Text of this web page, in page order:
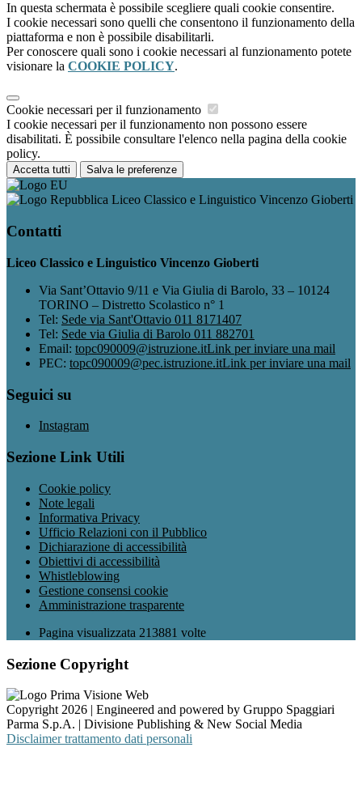
In questa schermata è possibile scegliere quali cookie consentire.
I cookie necessari sono quelli che consentono il funzionamento della
piattaforma e non è possibile disabilitarli.
Per conoscere quali sono i cookie necessari al funzionamento potete
visionare la COOKIE POLICY.
Cookie necessari per il funzionamento
I cookie necessari per il funzionamento non possono essere
disabilitati. È possibile consultare l'elenco nella pagina della cookie
policy.
Accetta tutti Salva le preferenze
Liceo Classico e Linguistico Vincenzo Gioberti
Contatti
Liceo Classico e Linguistico Vincenzo Gioberti
Via Sant’Ottavio 9/11 e Via Giulia di Barolo, 33 – 10124
TORINO – Distretto Scolastico n° 1
Tel: Sede via Sant'Ottavio 011 8171407
Tel: Sede via Giulia di Barolo 011 882701
Email: topc090009@istruzione.itLink per inviare una mail
PEC: topc090009@pec.istruzione.itLink per inviare una mail
Seguici su
Instagram
Sezione Link Utili
Cookie policy
Note legali
Informativa Privacy
Ufficio Relazioni con il Pubblico
Dichiarazione di accessibilità
Obiettivi di accessibilità
Whistleblowing
Gestione consensi cookie
Amministrazione trasparente
Pagina visualizzata 213881 volte
Sezione Copyright
Copyright 2026 | Engineered and powered by Gruppo Spaggiari
Parma S.p.A. | Divisione Publishing & New Social Media
Disclaimer trattamento dati personali